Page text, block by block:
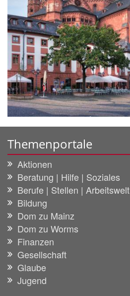
Themenportale
Aktionen
Beratung | Hilfe | Soziales
Berufe | Stellen | Arbeitswelt
Bildung
Dom zu Mainz
Dom zu Worms
Finanzen
Gesellschaft
Glaube
Jugend